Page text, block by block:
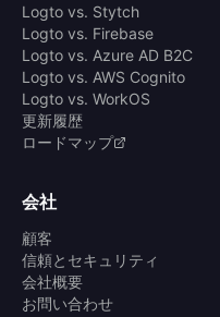
Logto vs. Stytch
Logto vs. Firebase
Logto vs. Azure AD B2C
Logto vs. AWS Cognito
Logto vs. WorkOS
更新履歴
ロードマップ
会社
顧客
信頼とセキュリティ
会社概要
お問い合わせ